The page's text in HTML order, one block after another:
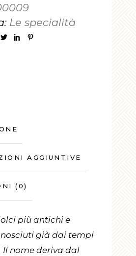
Le specialità
AGGIUNTIVE
(0)
più antichi e
già dai tempi
Il nome deriva dal